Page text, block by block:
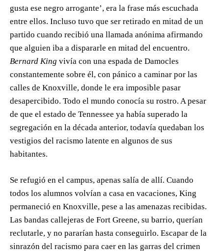
gusta ese negro arrogante’, era la frase más escuchada
entre ellos. Incluso tuvo que ser retirado en mitad de un
partido cuando recibió una llamada anónima afirmando
que alguien iba a dispararle en mitad del encuentro.
Bernard King vivía con una espada de Damocles
constantemente sobre él, con pánico a caminar por las
calles de Knoxville, donde le era imposible pasar
desapercibido. Todo el mundo conocía su rostro. A pesar
de que el estado de Tennessee ya había superado la
segregación en la década anterior, todavía quedaban los
vestigios del racismo latente en algunos de sus
habitantes.
Se refugió en el campus, apenas salía de allí. Cuando
todos los alumnos volvían a casa en vacaciones, King
permaneció en Knoxville, pese a las amenazas recibidas.
Las bandas callejeras de Fort Greene, su barrio, querían
reclutarle, y no pararían hasta conseguirlo. Escapar de la
sinrazón del racismo para caer en las garras del crimen